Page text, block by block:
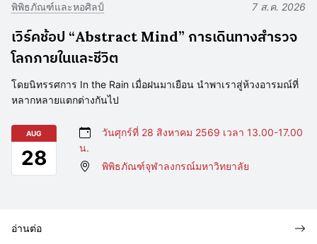
พิพิธภัณฑ์และหอศิลป์ 7 ส.ค. 2026
เวิร์คช้อป “Abstract Mind” การเดินทางสำรวจ
โลกภายในและชีวิต
โดยนิทรรศการ In the Rain เมื่อฝนมาเยือน นำพาเราสู่ห้วงอารมณ์ที่
หลากหลายแตกต่างกันไป
AUG
28
วันศุกร์ที่ 28 สิงหาคม 2569 เวลา 13.00-17.00
น.
พิพิธภัณฑ์จุฬาลงกรณ์มหาวิทยาลัย
อ่านต่อ